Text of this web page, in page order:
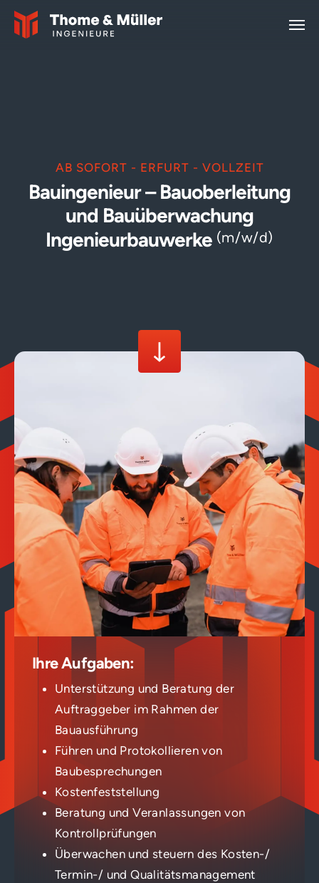
AB SOFORT - ERFURT - VOLLZEIT
Bauingenieur – Bauoberleitung
und Bauüberwachung
Ingenieurbauwerke (m/w/d)
Ihre Aufgaben:
Unterstützung und Beratung der
Auftraggeber im Rahmen der
Bauausführung
Führen und Protokollieren von
Baubesprechungen
Kostenfeststellung
Beratung und Veranlassungen von
Kontrollprüfungen
Überwachen und steuern des Kosten-/
Termin-/ und Qualitätsmanagement